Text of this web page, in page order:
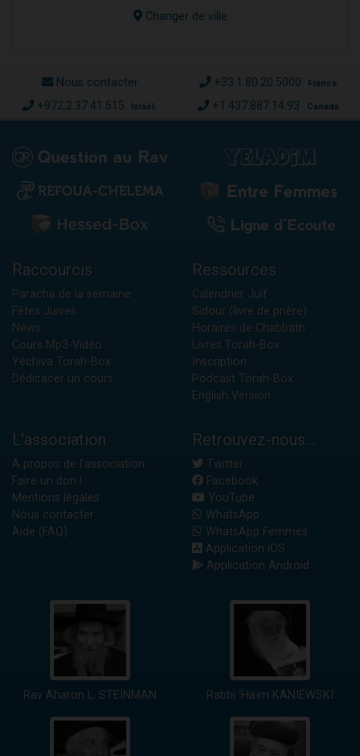
Changer de ville
Nous contacter +33.1.80.20.5000 France
+972.2.37.41.515 Israël +1.437.887.14.93 Canada
Raccourcis
Paracha de la semaine
Fêtes Juives
News
Cours Mp3-Vidéo
Yéchiva Torah-Box
Dédicacer un cours
Ressources
Calendrier Juif
Sidour (livre de prière)
Horaires de Chabbath
Livres Torah-Box
Inscription
Podcast Torah-Box
English Version
L'association
A propos de l'association
Faire un don !
Mentions légales
Nous contacter
Aide (FAQ)
Retrouvez-nous...
Twitter
Facebook
YouTube
WhatsApp
WhatsApp Femmes
Application iOS
Application Android
Rav Aharon L. STEINMAN Rabbi 'Haïm KANIEWSKI